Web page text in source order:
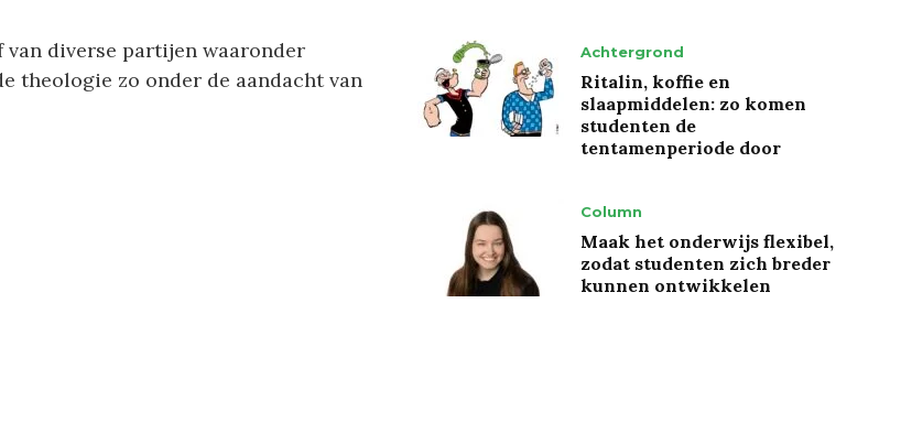
diverse partijen waaronder
theologie zo onder de aandacht van
Achtergrond
Ritalin, koffie en
slaapmiddelen: zo komen
studenten de
tentamenperiode door
Column
Maak het onderwijs flexibel,
zodat studenten zich breder
kunnen ontwikkelen